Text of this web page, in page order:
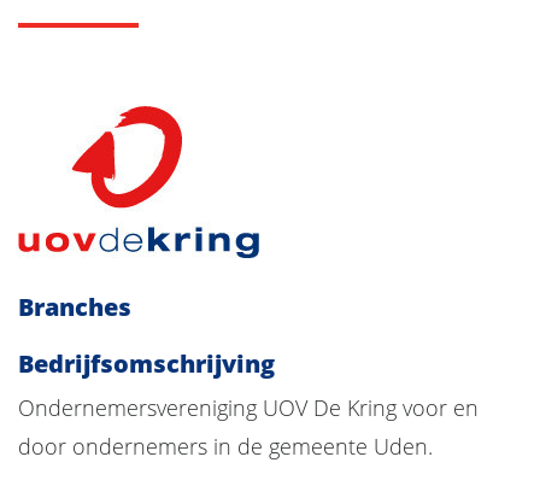
Branches
Bedrijfsomschrijving
Ondernemersvereniging UOV De Kring voor en
door ondernemers in de gemeente Uden.